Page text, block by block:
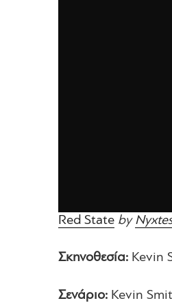
Red State by
Σκηνοθεσία: Kevin
Σενάριο: Kevin